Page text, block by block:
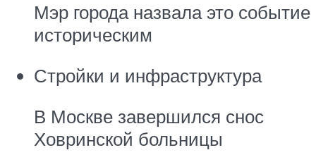
Мэр города назвала это событие
историческим
Стройки и инфраструктура
В Москве завершился снос
Ховринской больницы